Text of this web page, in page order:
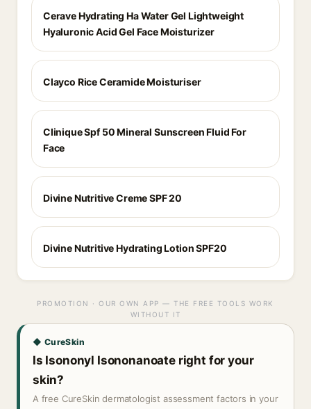
Cerave Hydrating Ha Water Gel Lightweight
Hyaluronic Acid Gel Face Moisturizer
Clayco Rice Ceramide Moisturiser
Clinique Spf 50 Mineral Sunscreen Fluid For
Face
Divine Nutritive Creme SPF 20
Divine Nutritive Hydrating Lotion SPF20
PROMOTION · OUR OWN APP — THE FREE TOOLS WORK
WITHOUT IT
◆ CureSkin
Is Isononyl Isononanoate right for your
skin?
A free CureSkin dermatologist assessment factors in your